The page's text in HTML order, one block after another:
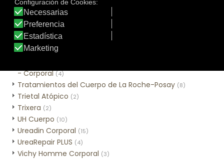
Sweet Lemon (3)
Tar-Plus (2)
Thé des Vignes
Time Control Corporal
Tratamiento tópico
- Corporal (4)
Tratamientos del Cuerpo de La Roche-Posay (8)
Trietal Atópico (2)
Trixera (2)
UH Cuerpo (10)
Ureadin Corporal (15)
UreaRepair PLUS (4)
Vichy Homme Corporal (3)